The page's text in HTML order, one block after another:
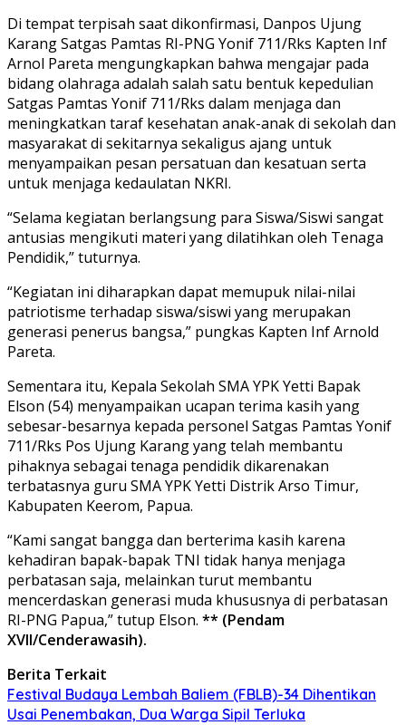
Di tempat terpisah saat dikonfirmasi, Danpos Ujung
Karang Satgas Pamtas RI-PNG Yonif 711/Rks Kapten Inf
Arnol Pareta mengungkapkan bahwa mengajar pada
bidang olahraga adalah salah satu bentuk kepedulian
Satgas Pamtas Yonif 711/Rks dalam menjaga dan
meningkatkan taraf kesehatan anak-anak di sekolah dan
masyarakat di sekitarnya sekaligus ajang untuk
menyampaikan pesan persatuan dan kesatuan serta
untuk menjaga kedaulatan NKRI.
“Selama kegiatan berlangsung para Siswa/Siswi sangat
antusias mengikuti materi yang dilatihkan oleh Tenaga
Pendidik,” tuturnya.
“Kegiatan ini diharapkan dapat memupuk nilai-nilai
patriotisme terhadap siswa/siswi yang merupakan
generasi penerus bangsa,” pungkas Kapten Inf Arnold
Pareta.
Sementara itu, Kepala Sekolah SMA YPK Yetti Bapak
Elson (54) menyampaikan ucapan terima kasih yang
sebesar-besarnya kepada personel Satgas Pamtas Yonif
711/Rks Pos Ujung Karang yang telah membantu
pihaknya sebagai tenaga pendidik dikarenakan
terbatasnya guru SMA YPK Yetti Distrik Arso Timur,
Kabupaten Keerom, Papua.
“Kami sangat bangga dan berterima kasih karena
kehadiran bapak-bapak TNI tidak hanya menjaga
perbatasan saja, melainkan turut membantu
mencerdaskan generasi muda khususnya di perbatasan
RI-PNG Papua,” tutup Elson. ** (Pendam
XVII/Cenderawasih).
Berita Terkait
Festival Budaya Lembah Baliem (FBLB)-34 Dihentikan
Usai Penembakan, Dua Warga Sipil Terluka